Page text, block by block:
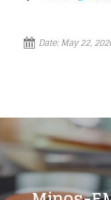
Date:May 22,